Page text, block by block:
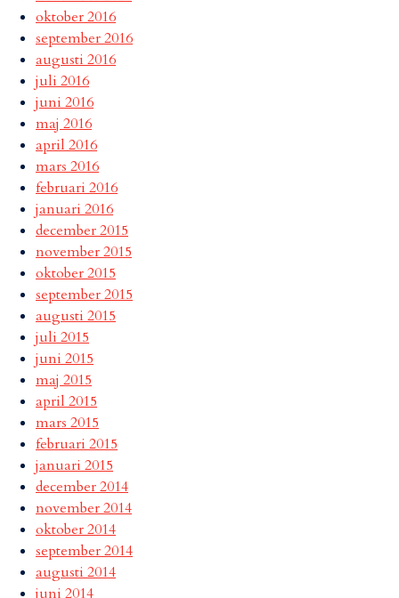
oktober 2016
september 2016
augusti 2016
juli 2016
juni 2016
maj 2016
april 2016
mars 2016
februari 2016
januari 2016
december 2015
november 2015
oktober 2015
september 2015
augusti 2015
juli 2015
juni 2015
maj 2015
april 2015
mars 2015
februari 2015
januari 2015
december 2014
november 2014
oktober 2014
september 2014
augusti 2014
juni 2014